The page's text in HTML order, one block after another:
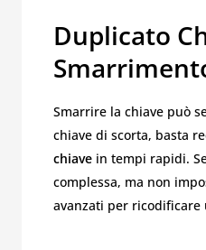
Duplicato
Smarrire la chiave può
chiave di scorta, basta
chiave in tempi rapidi.
complessa, ma non
avanzati per ricodificare